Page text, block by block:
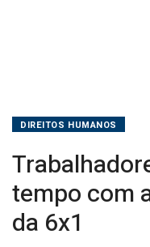
DIREITOS HUMANOS
tempo com
da 6x1